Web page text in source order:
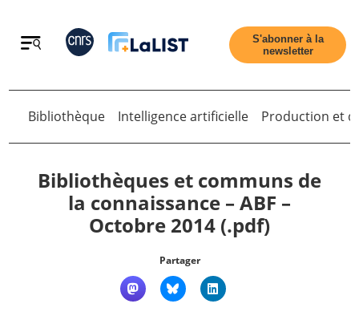
Retour
S'abonner à la
newsletter
Retour
Bibliothèque Intelligence artificielle Production et
Bibliothèques et communs de
la connaissance – ABF –
Octobre 2014 (.pdf)
Partager